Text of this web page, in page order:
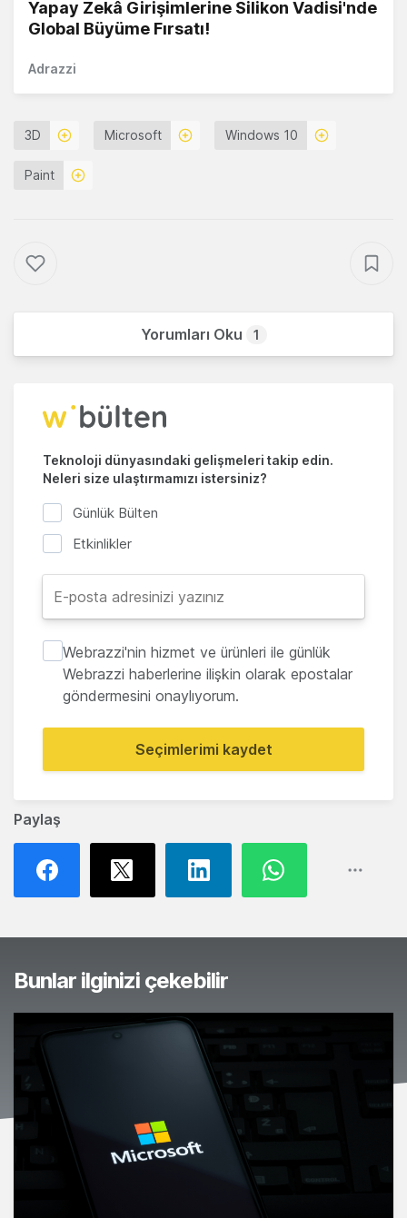
Paylaş
Yapay Zekâ Girişimlerine Silikon Vadisi'nde
Global Büyüme Fırsatı!
Adrazzi
3D Microsoft Windows 10
Paint
Yorumları Oku 1
Teknoloji dünyasındaki gelişmeleri takip edin.
Neleri size ulaştırmamızı istersiniz?
Günlük Bülten
Etkinlikler
Webrazzi'nin hizmet ve ürünleri ile günlük
Webrazzi haberlerine ilişkin olarak epostalar
göndermesini onaylıyorum.
Seçimlerimi kaydet
Bunlar ilginizi çekebilir